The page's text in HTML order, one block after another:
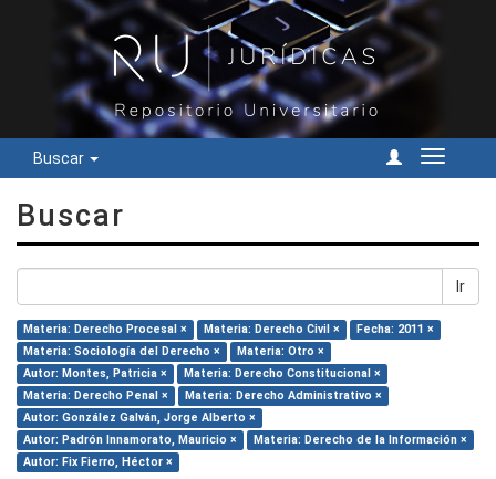
Buscar
Cambiar
Buscar
Ir
Materia: Derecho Procesal × Materia: Derecho Civil ×
Fecha: 2011 ×
Materia: Sociología del Derecho ×
Materia: Otro ×
Autor: Montes, Patricia ×
Materia: Derecho Constitucional ×
Materia: Derecho Penal ×
Materia: Derecho Administrativo ×
Autor: González Galván, Jorge Alberto ×
Autor: Padrón Innamorato, Mauricio ×
Materia: Derecho de la Información ×
Autor: Fix Fierro, Héctor ×